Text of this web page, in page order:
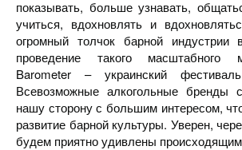
показывать, больше узнавать,
учиться, вдохновлять и
огромный толчок барной индустрии
проведение такого масштабного
Barometer – украинский
Всевозможные алкогольные бренды
нашу сторону с большим интересом,
развитие барной культуры. Уверен,
будем приятно удивлены